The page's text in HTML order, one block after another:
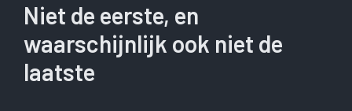
Niet de eerste, en
waarschijnlijk ook niet de
laatste